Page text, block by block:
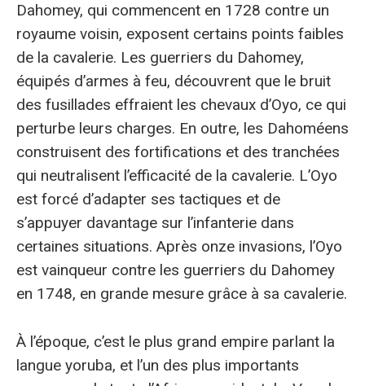
Dahomey, qui commencent en 1728 contre un
royaume voisin, exposent certains points faibles
de la cavalerie. Les guerriers du Dahomey,
équipés d’armes à feu, découvrent que le bruit
des fusillades effraient les chevaux d’Oyo, ce qui
perturbe leurs charges. En outre, les Dahoméens
construisent des fortifications et des tranchées
qui neutralisent l’efficacité de la cavalerie. L’Oyo
est forcé d’adapter ses tactiques et de
s’appuyer davantage sur l’infanterie dans
certaines situations. Après onze invasions, l’Oyo
est vainqueur contre les guerriers du Dahomey
en 1748, en grande mesure grâce à sa cavalerie.
À l’époque, c’est le plus grand empire parlant la
langue yoruba, et l’un des plus importants